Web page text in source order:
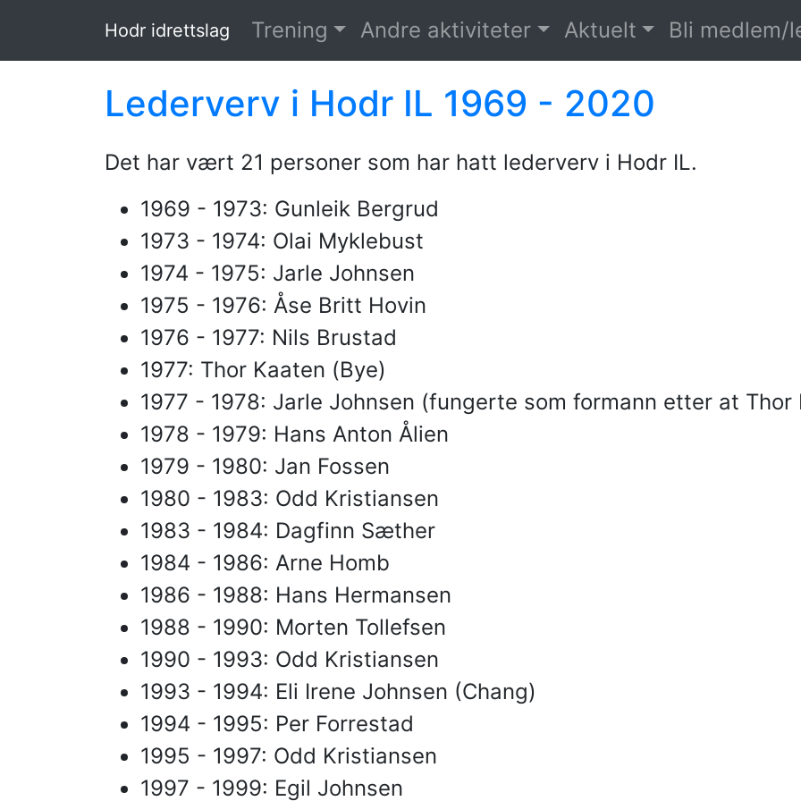
Hodr idrettslag Trening Andre aktiviteter Aktuelt Bli medlem/
Lederverv i Hodr IL 1969 - 2020
Det har vært 21 personer som har hatt lederverv i Hodr IL.
1969 - 1973: Gunleik Bergrud
1973 - 1974: Olai Myklebust
1974 - 1975: Jarle Johnsen
1975 - 1976: Åse Britt Hovin
1976 - 1977: Nils Brustad
1977: Thor Kaaten (Bye)
1977 - 1978: Jarle Johnsen (fungerte som formann etter at Thor
1978 - 1979: Hans Anton Ålien
1979 - 1980: Jan Fossen
1980 - 1983: Odd Kristiansen
1983 - 1984: Dagfinn Sæther
1984 - 1986: Arne Homb
1986 - 1988: Hans Hermansen
1988 - 1990: Morten Tollefsen
1990 - 1993: Odd Kristiansen
1993 - 1994: Eli Irene Johnsen (Chang)
1994 - 1995: Per Forrestad
1995 - 1997: Odd Kristiansen
1997 - 1999: Egil Johnsen